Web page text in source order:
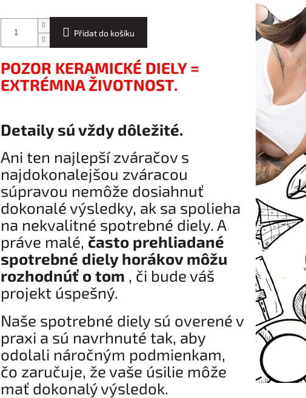
Přidat do košíku
POZOR KERAMICKÉ DIELY =
EXTRÉMNA ŽIVOTNOST.
Detaily sú vždy dôležité.
Ani ten najlepší zváračov s
najdokonalejšou zváracou
súpravou nemôže dosiahnuť
dokonalé výsledky, ak sa spolieha
na nekvalitné spotrebné diely. A
práve malé, často prehliadané
spotrebné diely horákov môžu
rozhodnúť o tom , či bude váš
projekt úspešný.
Naše spotrebné diely sú overené v
praxi a sú navrhnuté tak, aby
odolali náročným podmienkam,
čo zaručuje, že vaše úsilie môže
mať dokonalý výsledok.